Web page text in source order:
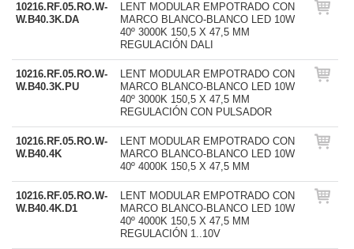
10216.RF.05.RO.W-
W.B40.3K.DA
LENT MODULAR EMPOTRADO CON
MARCO BLANCO-BLANCO LED 10W
40º 3000K 150,5 X 47,5 MM
REGULACIÓN DALI
10216.RF.05.RO.W-
W.B40.3K.PU
LENT MODULAR EMPOTRADO CON
MARCO BLANCO-BLANCO LED 10W
40º 3000K 150,5 X 47,5 MM
REGULACIÓN CON PULSADOR
10216.RF.05.RO.W-
W.B40.4K
LENT MODULAR EMPOTRADO CON
MARCO BLANCO-BLANCO LED 10W
40º 4000K 150,5 X 47,5 MM
10216.RF.05.RO.W-
W.B40.4K.D1
LENT MODULAR EMPOTRADO CON
MARCO BLANCO-BLANCO LED 10W
40º 4000K 150,5 X 47,5 MM
REGULACIÓN 1..10V